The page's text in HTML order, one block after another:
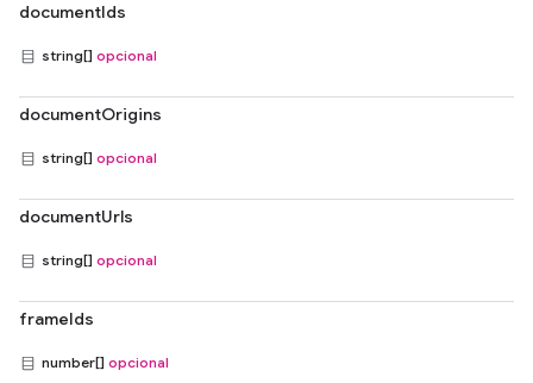
documentIds
string[] opcional
documentOrigins
string[] opcional
documentUrls
string[] opcional
frameIds
number[] opcional